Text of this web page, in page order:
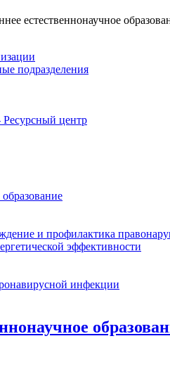
естественнонаучное
подразделения
Ресурсный центр
и профилактика
эффективности
инфекции